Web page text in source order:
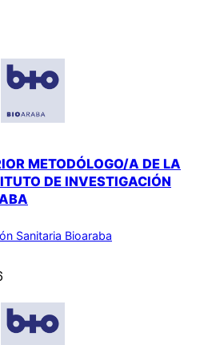
METODÓLOGO/A DE LA
DE INVESTIGACIÓN
Sanitaria Bioaraba